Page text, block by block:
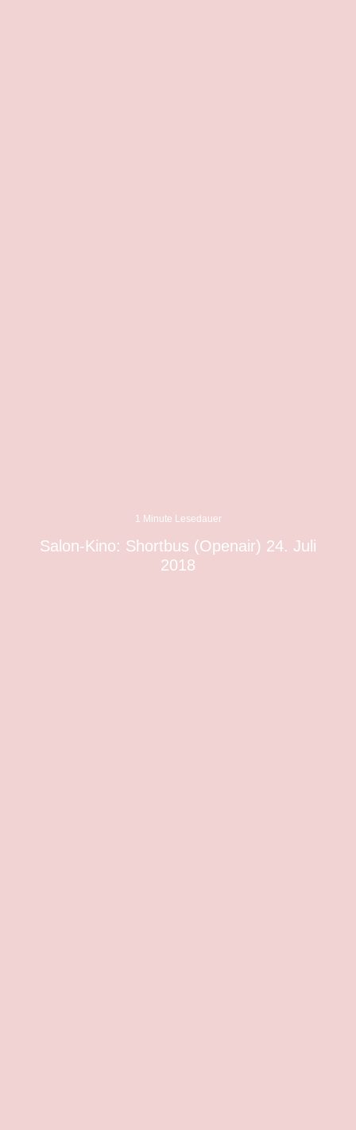
1 Minute Lesedauer
Salon-Kino: Shortbus (Openair) 24. Juli
2018